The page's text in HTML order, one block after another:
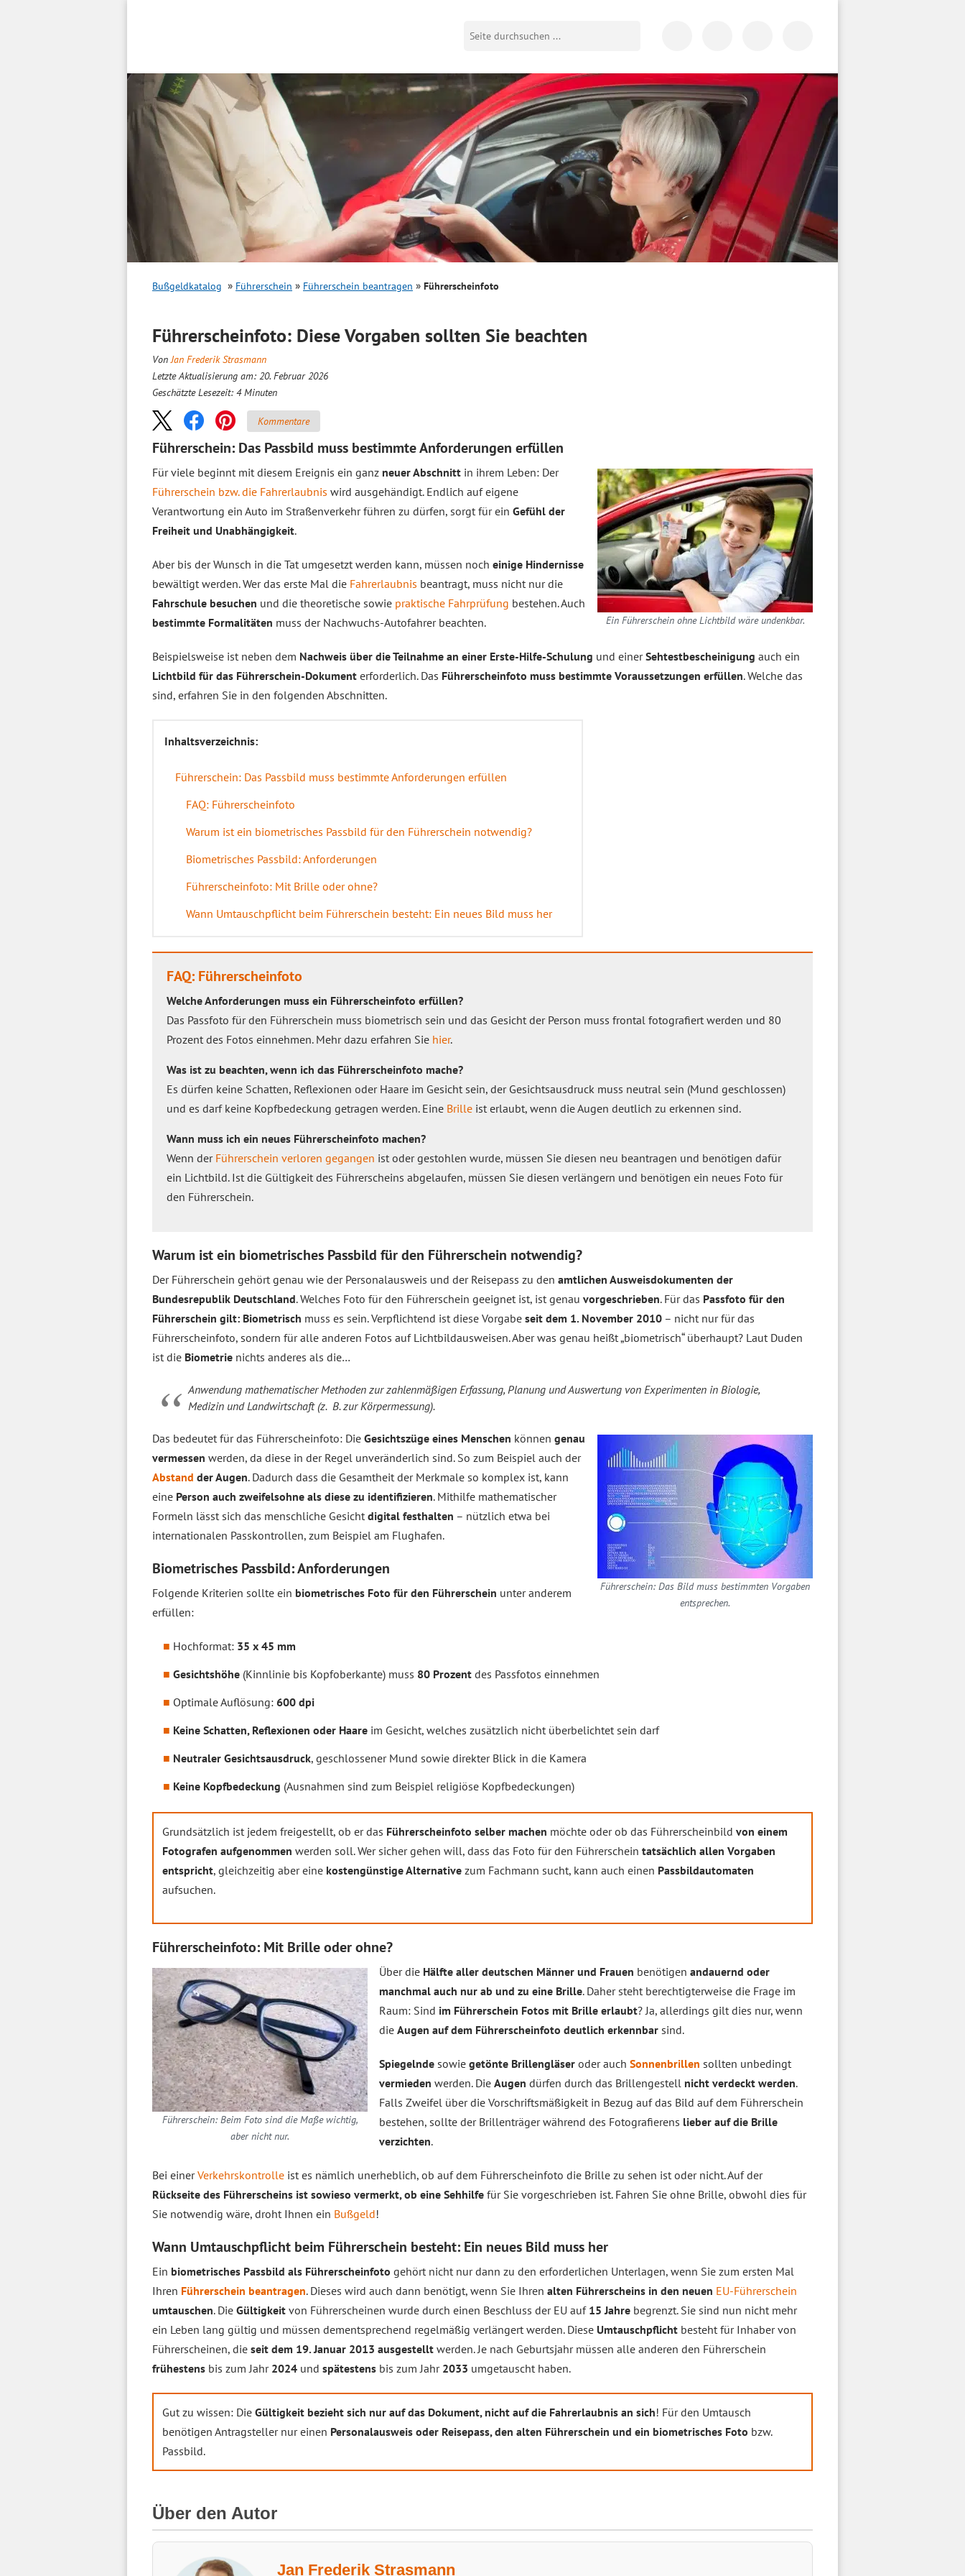
Bußgeldkatalog Führerschein Führerschein beantragen Führerscheinfoto
Führerscheinfoto: Diese Vorgaben sollten Sie beachten
VonJan Frederik Strasmann
Letzte Aktualisierung am: 20. Februar 2026
Geschätzte Lesezeit: 4 Minuten
Kommentare
Führerschein: Das Passbild muss bestimmte Anforderungen erfüllen
Ein Führerschein ohne Lichtbild wäre undenkbar.
Für viele beginnt mit diesem Ereignis ein ganz neuer Abschnitt in ihrem Leben: Der
Führerschein bzw. die Fahrerlaubnis wird ausgehändigt. Endlich auf eigene
Verantwortung ein Auto im Straßenverkehr führen zu dürfen, sorgt für ein Gefühl der
Freiheit und Unabhängigkeit.
Aber bis der Wunsch in die Tat umgesetzt werden kann, müssen noch einige Hindernisse
bewältigt werden. Wer das erste Mal die Fahrerlaubnis beantragt, muss nicht nur die
Fahrschule besuchen und die theoretische sowie praktische Fahrprüfung bestehen. Auch
bestimmte Formalitäten muss der Nachwuchs-Autofahrer beachten.
Beispielsweise ist neben dem Nachweis über die Teilnahme an einer Erste-Hilfe-Schulung und einerSehtestbescheinigung auch ein
Lichtbild für das Führerschein-Dokument erforderlich. Das Führerscheinfoto muss bestimmte Voraussetzungen erfüllen. Welche das
sind, erfahren Sie in den folgenden Abschnitten.
Inhaltsverzeichnis:
Führerschein: Das Passbild muss bestimmte Anforderungen erfüllen
FAQ: Führerscheinfoto
Warum ist ein biometrisches Passbild für den Führerschein notwendig?
Biometrisches Passbild: Anforderungen
Führerscheinfoto: Mit Brille oder ohne?
Wann Umtauschpflicht beim Führerschein besteht: Ein neues Bild muss her
FAQ: Führerscheinfoto
Welche Anforderungen muss ein Führerscheinfoto erfüllen?
Das Passfoto für den Führerschein muss biometrisch sein und das Gesicht der Person muss frontal fotografiert werden und 80
Prozent des Fotos einnehmen. Mehr dazu erfahren Sie hier.
Was ist zu beachten, wenn ich das Führerscheinfoto mache?
Es dürfen keine Schatten, Reflexionen oder Haare im Gesicht sein, der Gesichtsausdruck muss neutral sein (Mund geschlossen)
und es darf keine Kopfbedeckung getragen werden. Eine Brille ist erlaubt, wenn die Augen deutlich zu erkennen sind.
Wann muss ich ein neues Führerscheinfoto machen?
Wenn der Führerschein verloren gegangen ist oder gestohlen wurde, müssen Sie diesen neu beantragen und benötigen dafür
ein Lichtbild. Ist die Gültigkeit des Führerscheins abgelaufen, müssen Sie diesen verlängern und benötigen ein neues Foto für
den Führerschein.
Warum ist ein biometrisches Passbild für den Führerschein notwendig?
Der Führerschein gehört genau wie der Personalausweis und der Reisepass zu den amtlichen Ausweisdokumenten der
Bundesrepublik Deutschland. Welches Foto für den Führerschein geeignet ist, ist genau vorgeschrieben. Für das Passfoto für den
Führerschein gilt: Biometrisch muss es sein. Verpflichtend ist diese Vorgabe seit dem 1. November 2010 – nicht nur für das
Führerscheinfoto, sondern für alle anderen Fotos auf Lichtbildausweisen. Aber was genau heißt „biometrisch“ überhaupt? Laut Duden
ist die Biometrie nichts anderes als die…
Anwendung mathematischer Methoden zur zahlenmäßigen Erfassung, Planung und Auswertung von Experimenten in Biologie,
Medizin und Landwirtschaft (z. B. zur Körpermessung).
Führerschein: Das Bild muss bestimmten Vorgaben
entsprechen.
Das bedeutet für das Führerscheinfoto: Die Gesichtszüge eines Menschen können genau
vermessen werden, da diese in der Regel unveränderlich sind. So zum Beispiel auch der
Abstand der Augen. Dadurch dass die Gesamtheit der Merkmale so komplex ist, kann
eine Person auch zweifelsohne als diese zu identifizieren. Mithilfe mathematischer
Formeln lässt sich das menschliche Gesicht digital festhalten – nützlich etwa bei
internationalen Passkontrollen, zum Beispiel am Flughafen.
Biometrisches Passbild: Anforderungen
Folgende Kriterien sollte ein biometrisches Foto für den Führerschein unter anderem
erfüllen:
Hochformat: 35 x 45 mm
Gesichtshöhe (Kinnlinie bis Kopfoberkante) muss 80 Prozent des Passfotos einnehmen
Optimale Auflösung: 600 dpi
Keine Schatten, Reflexionen oder Haare im Gesicht, welches zusätzlich nicht überbelichtet sein darf
Neutraler Gesichtsausdruck, geschlossener Mund sowie direkter Blick in die Kamera
Keine Kopfbedeckung (Ausnahmen sind zum Beispiel religiöse Kopfbedeckungen)
Grundsätzlich ist jedem freigestellt, ob er das Führerscheinfoto selber machen möchte oder ob das Führerscheinbild von einem
Fotografen aufgenommen werden soll. Wer sicher gehen will, dass das Foto für den Führerschein tatsächlich allen Vorgaben
entspricht, gleichzeitig aber eine kostengünstige Alternative zum Fachmann sucht, kann auch einen Passbildautomaten
aufsuchen.
Führerscheinfoto: Mit Brille oder ohne?
Führerschein: Beim Foto sind die Maße wichtig,
aber nicht nur.
Über die Hälfte aller deutschen Männer und Frauen benötigen andauernd oder
manchmal auch nur ab und zu eine Brille. Daher steht berechtigterweise die Frage im
Raum: Sind im Führerschein Fotos mit Brille erlaubt? Ja, allerdings gilt dies nur, wenn
die Augen auf dem Führerscheinfoto deutlich erkennbar sind.
Spiegelnde sowie getönte Brillengläser oder auch Sonnenbrillen sollten unbedingt
vermieden werden. Die Augen dürfen durch das Brillengestell nicht verdeckt werden.
Falls Zweifel über die Vorschriftsmäßigkeit in Bezug auf das Bild auf dem Führerschein
bestehen, sollte der Brillenträger während des Fotografierens lieber auf die Brille
verzichten.
Bei einerVerkehrskontrolle ist es nämlich unerheblich, ob auf dem Führerscheinfoto die Brille zu sehen ist oder nicht. Auf der
Rückseite des Führerscheins ist sowieso vermerkt, ob eine Sehhilfe für Sie vorgeschrieben ist. Fahren Sie ohne Brille, obwohl dies für
Sie notwendig wäre, droht Ihnen ein Bußgeld!
Wann Umtauschpflicht beim Führerschein besteht: Ein neues Bild muss her
Ein biometrisches Passbild als Führerscheinfoto gehört nicht nur dann zu den erforderlichen Unterlagen, wenn Sie zum ersten Mal
Ihren Führerschein beantragen. Dieses wird auch dann benötigt, wenn Sie Ihren alten Führerscheins in den neuen EU-Führerschein
umtauschen. Die Gültigkeit von Führerscheinen wurde durch einen Beschluss der EU auf 15 Jahre begrenzt. Sie sind nun nicht mehr
ein Leben lang gültig und müssen dementsprechend regelmäßig verlängert werden. Diese Umtauschpflicht besteht für Inhaber von
Führerscheinen, die seit dem 19. Januar 2013 ausgestellt werden. Je nach Geburtsjahr müssen alle anderen den Führerschein
frühestens bis zum Jahr 2024 und spätestens bis zum Jahr 2033 umgetauscht haben.
Gut zu wissen: Die Gültigkeit bezieht sich nur auf das Dokument, nicht auf die Fahrerlaubnis an sich! Für den Umtausch
benötigen Antragsteller nur einen Personalausweis oder Reisepass, den alten Führerschein und ein biometrisches Foto bzw.
Passbild.
Über den Autor
Jan Frederik Strasmann